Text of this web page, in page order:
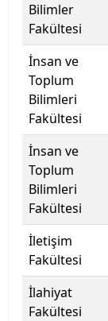
Karabük
Karadeniz
Bilimler
Fakültesi
İnsan ve
Toplum
Bilimleri
Fakültesi
İnsan ve
Toplum
Bilimleri
Fakültesi
İletişim
Fakültesi
İlahiyat
Fakültesi